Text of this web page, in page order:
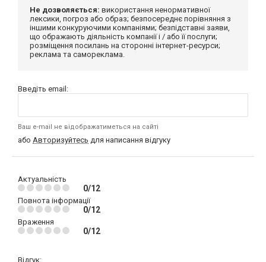
Не дозволяється: використання ненормативної
лексики, погроз або образ; безпосереднє порівняння з
іншими конкуруючими компаніями; безпідставні заяви,
що ображають діяльність компанії і / або її послуги;
розміщення посилань на сторонні інтернет-ресурси;
реклама та самореклама.
Введіть email:
Ваш e-mail не відображатиметься на сайті
або Авторизуйтесь для написання відгуку
Актуальність
0/12
Повнота інформації
0/12
Враження
0/12
Відгук: